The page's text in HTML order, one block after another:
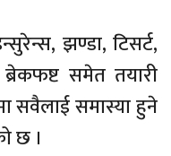
झण्डा, टिसर्ट,
समेत तयारी
सवैलाई समास्या हुने
छ ।